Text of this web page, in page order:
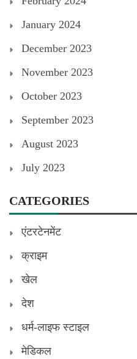
January 2024
December 2023
November 2023
October 2023
September 2023
August 2023
July 2023
CATEGORIES
एंटरटेनमेंट
क्राइम
खेल
देश
धर्म-लाइफ स्टाइल
मेडिकल